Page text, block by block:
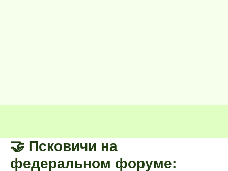
🤝 Псковичи на
федеральном форуме: